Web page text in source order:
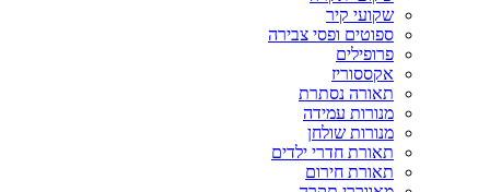
שקועי קיר
ספוטים ופסי צבירה
פרופילים
אקססוריז
תאורה נסתרת
מנורות עמידה
מנורות שולחן
תאורת חדרי ילדים
תאורת חירום